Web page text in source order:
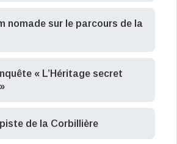
nomade sur le parcours de la
« L’Héritage secret
de la Corbillière